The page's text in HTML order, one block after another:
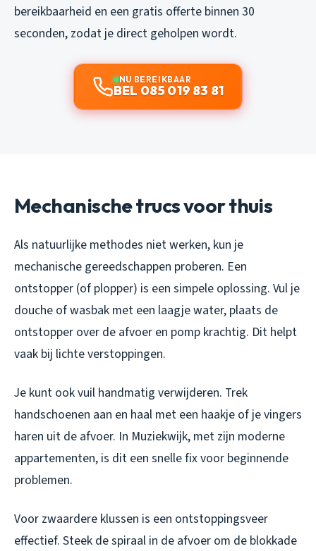
bereikbaarheid en een gratis offerte binnen 30
seconden, zodat je direct geholpen wordt.
NU BEREIKBAAR
BEL 085 019 83 81
Mechanische trucs voor thuis
Als natuurlijke methodes niet werken, kun je
mechanische gereedschappen proberen. Een
ontstopper (of plopper) is een simpele oplossing. Vul je
douche of wasbak met een laagje water, plaats de
ontstopper over de afvoer en pomp krachtig. Dit helpt
vaak bij lichte verstoppingen.
Je kunt ook vuil handmatig verwijderen. Trek
handschoenen aan en haal met een haakje of je vingers
haren uit de afvoer. In Muziekwijk, met zijn moderne
appartementen, is dit een snelle fix voor beginnende
problemen.
Voor zwaardere klussen is een ontstoppingsveer
effectief. Steek de spiraal in de afvoer om de blokkade